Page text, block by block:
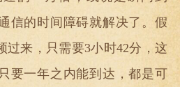
信的时间障碍就解决了。假
过来，只需要3小时42分，这
要一年之内能到达，都是可